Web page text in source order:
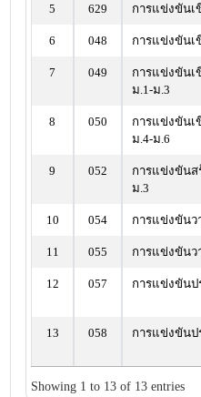
5 629 การแข่งขันเ
6 048 การแข่งขันเ
7 049
การแข่งขันเ
ม.1-ม.3
8 050
การแข่งขันเ
ม.4-ม.6
9 052
การแข่งขันส
ม.3
10 054 การแข่งขันว
11 055 การแข่งขันว
12 057 การแข่งขันป
13 058 การแข่งขันป
Showing 1 to 13 of 13 entries